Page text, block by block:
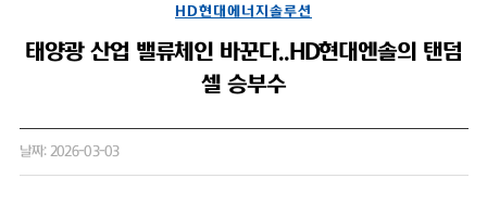
HD현대에너지솔루션
태양광 산업 밸류체인 바꾼다..HD현대엔솔의 탠덤
셀 승부수
날짜: 2026-03-03